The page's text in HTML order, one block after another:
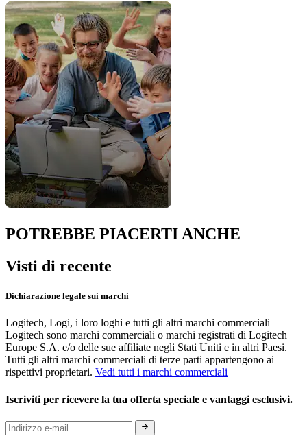
POTREBBE PIACERTI ANCHE
Visti di recente
Dichiarazione legale sui marchi
Logitech, Logi, i loro loghi e tutti gli altri marchi commerciali
Logitech sono marchi commerciali o marchi registrati di Logitech
Europe S.A. e/o delle sue affiliate negli Stati Uniti e in altri Paesi.
Tutti gli altri marchi commerciali di terze parti appartengono ai
rispettivi proprietari. Vedi tutti i marchi commerciali
Iscriviti per ricevere la tua offerta speciale e vantaggi esclusivi.